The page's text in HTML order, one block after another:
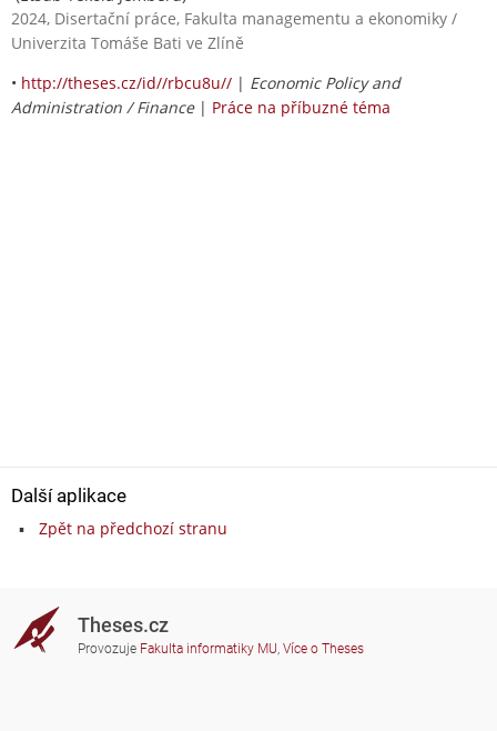
2024, Disertační práce, Fakulta managementu a ekonomiky /
Univerzita Tomáše Bati ve Zlíně
• http://theses.cz/id//rbcu8u// | Economic Policy and
Administration / Finance| Práce na příbuzné téma
Další aplikace
Zpět na předchozí stranu
Theses.cz
Provozuje Fakulta informatiky MU, Více o Theses